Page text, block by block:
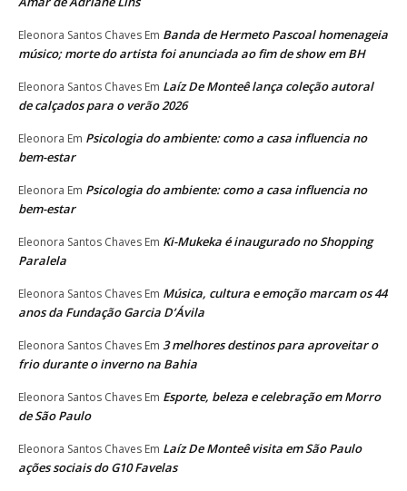
Eleonora Santos Chaves Em Banda de Hermeto Pascoal homenageia
músico; morte do artista foi anunciada ao fim de show em BH
Eleonora Santos Chaves Em Laíz De Monteê lança coleção autoral
de calçados para o verão 2026
Eleonora Em Psicologia do ambiente: como a casa influencia no
bem-estar
Eleonora Em Psicologia do ambiente: como a casa influencia no
bem-estar
Eleonora Santos Chaves Em Ki-Mukeka é inaugurado no Shopping
Paralela
Eleonora Santos Chaves Em Música, cultura e emoção marcam os 44
anos da Fundação Garcia D’Ávila
Eleonora Santos Chaves Em 3 melhores destinos para aproveitar o
frio durante o inverno na Bahia
Eleonora Santos Chaves Em Esporte, beleza e celebração em Morro
de São Paulo
Eleonora Santos Chaves Em Laíz De Monteê visita em São Paulo
ações sociais do G10 Favelas